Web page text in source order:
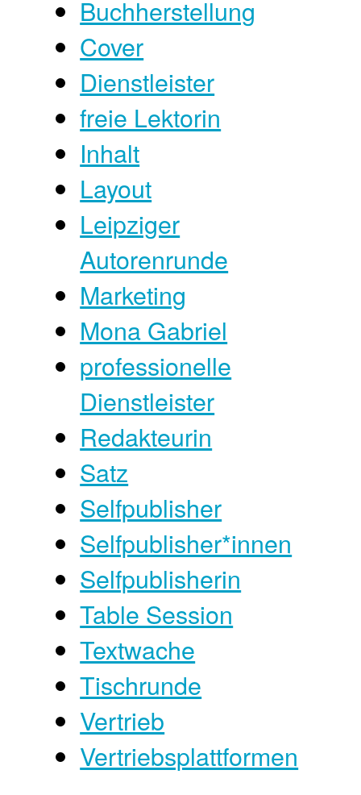
Buchherstellung
Cover
Dienstleister
freie Lektorin
Inhalt
Layout
Leipziger
Autorenrunde
Marketing
Mona Gabriel
professionelle
Dienstleister
Redakteurin
Satz
Selfpublisher
Selfpublisher*innen
Selfpublisherin
Table Session
Textwache
Tischrunde
Vertrieb
Vertriebsplattformen